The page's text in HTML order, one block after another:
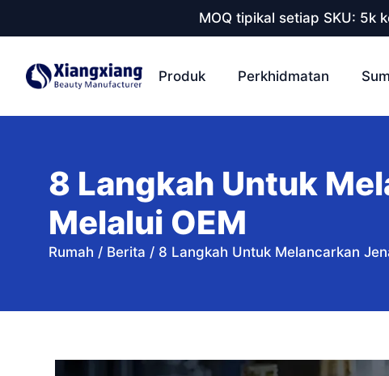
MOQ tipikal setiap SKU: 5k
Produk Perkhidmatan
8 Langkah Untuk
Melalui OEM
Rumah / Berita / 8 Langkah Untuk Melancarkan